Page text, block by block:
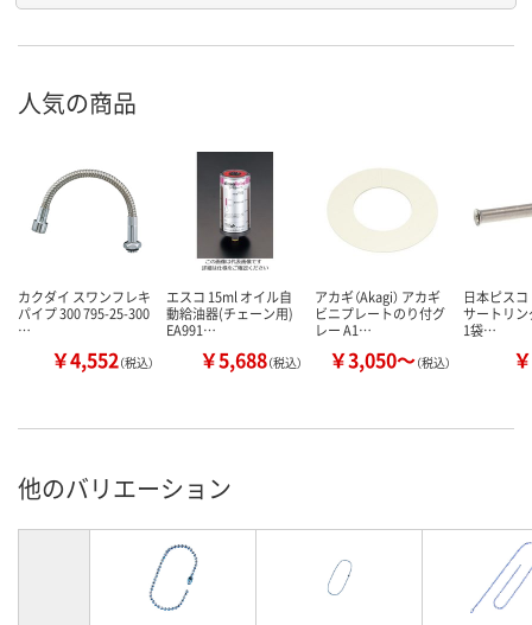
人気の商品
カクダイ スワンフレキ
パイプ 300 795-25-300
…
￥4,552（税込）
エスコ 15ml オイル自
動給油器(チェーン用)
EA991…
￥5,688（税込）
アカギ（Akagi） アカギ
ビニプレートのり付グ
レー A1…
￥3,050～（税込）
日本ピスコ
サートリン
1袋…
他のバリエーション